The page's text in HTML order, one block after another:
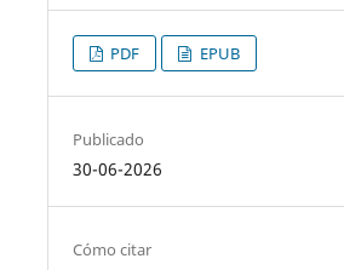
PDF EPUB
Publicado
30-06-2026
Cómo citar